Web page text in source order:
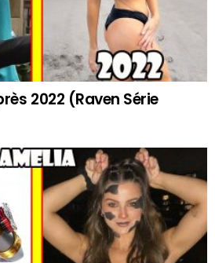
2022 (Raven Série